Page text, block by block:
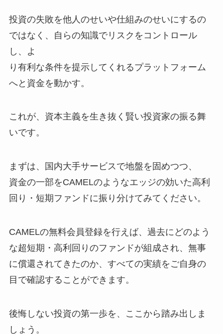
投資の失敗を他人のせいや仕組みのせいにするの
ではなく、自らの知識でリスクをコントロール
し、よ
り有利な条件を提示してくれるプラットフォーム
へと資金を動かす。
これが、資本主義を生き抜く賢い投資家の振る舞
いです。
まずは、国内大手サービスで地盤を固めつつ、
資金の一部をCAMELのようなエッジの効いた高利
回り・短期ファンドに振り分けてみてください。
CAMELの無料会員登録を行えば、過去にどのよう
な超短期・高利回りのファンドが組成され、無事
に償還されてきたのか、すべての実績をご自身の
目で確認することができます。
後悔しない投資の第一歩を、ここから踏み出しま
しょう。